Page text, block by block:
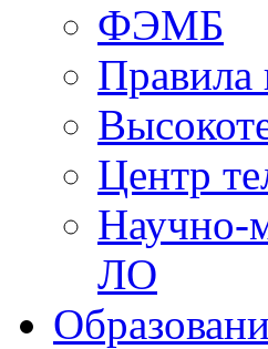
ФЭМБ
Правила
Центр
Научно-
ЛО